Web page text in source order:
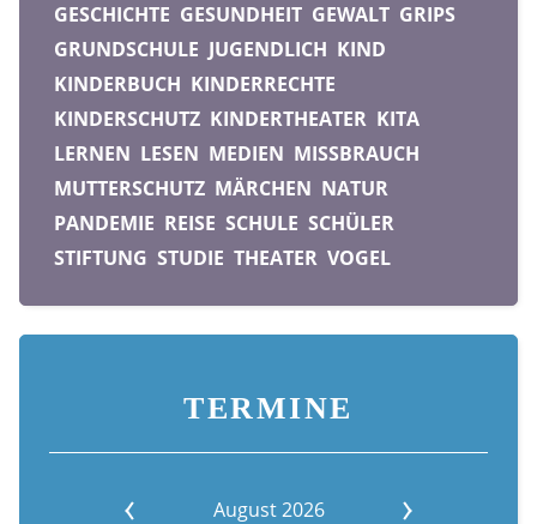
GESCHICHTE GESUNDHEIT GEWALT GRIPS
GRUNDSCHULE JUGENDLICH KIND
KINDERBUCH KINDERRECHTE
KINDERSCHUTZ KINDERTHEATER KITA
LERNEN LESEN MEDIEN MISSBRAUCH
MUTTERSCHUTZ MÄRCHEN NATUR
PANDEMIE REISE SCHULE SCHÜLER
STIFTUNG STUDIE THEATER VOGEL
TERMINE
August 2026